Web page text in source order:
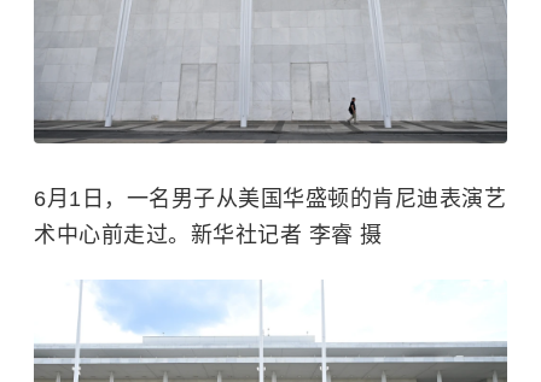
6月1日，一名男子从美国华盛顿的肯尼迪表演艺
术中心前走过。新华社记者 李睿 摄